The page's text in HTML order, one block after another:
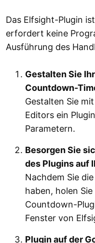
Das Elfsight-Plugin
erfordert keine
Ausführung des
Gestalten Sie
Countdown-
Gestalten Sie
Editors ein
Parametern.
Besorgen Sie
des Plugins auf
Nachdem Sie
haben, holen
Countdown-
Fenster von
Plugin auf der